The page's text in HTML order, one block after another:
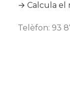
→ Calcula el
Telèfon: 93